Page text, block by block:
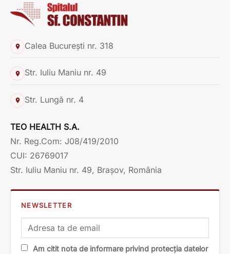
Calea București nr. 318
Str. Iuliu Maniu nr. 49
Str. Lungă nr. 4
TEO HEALTH S.A.
Nr. Reg.Com: J08/419/2010
CUI: 26769017
Str. Iuliu Maniu nr. 49, Brașov, România
NEWSLETTER
Am citit nota de informare privind protecția datelor